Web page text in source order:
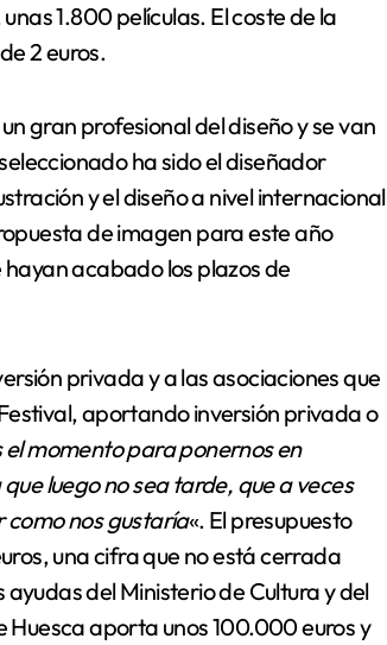
1.800 películas. El coste de la
2 euros.
gran profesional del diseño y se van
ha sido el diseñador
y el diseño a nivel internacional
de imagen para este año
acabado los plazos de
privada y a las asociaciones que
aportando inversión privada o
el momento para ponernos en
luego no sea tarde, que a veces
como nos gustaría«. El presupuesto
una cifra que no está cerrada
del Ministerio de Cultura y del
aporta unos 100.000 euros y